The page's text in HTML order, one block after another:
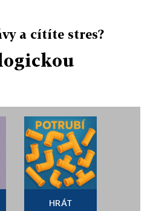
a cítíte stres?
HRÁT